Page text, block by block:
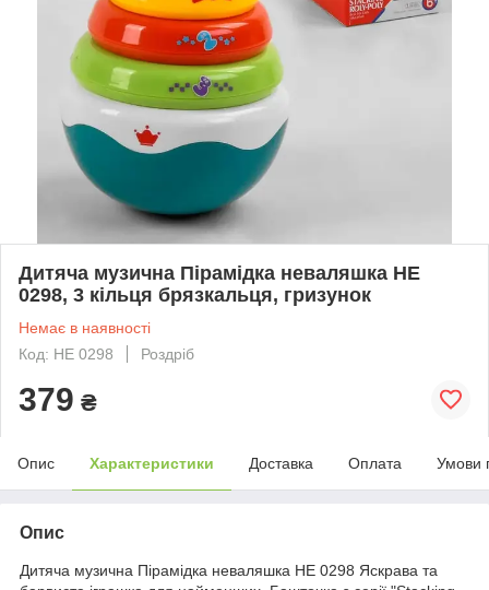
Дитяча музична Пірамідка неваляшка НЕ
0298, 3 кільця брязкальця, гризунок
Немає в наявності
Код: НЕ 0298
Роздріб
379 ₴
Опис Характеристики Доставка Оплата Умови
Опис
Дитяча музична Пірамідка неваляшка НЕ 0298 Яскрава та